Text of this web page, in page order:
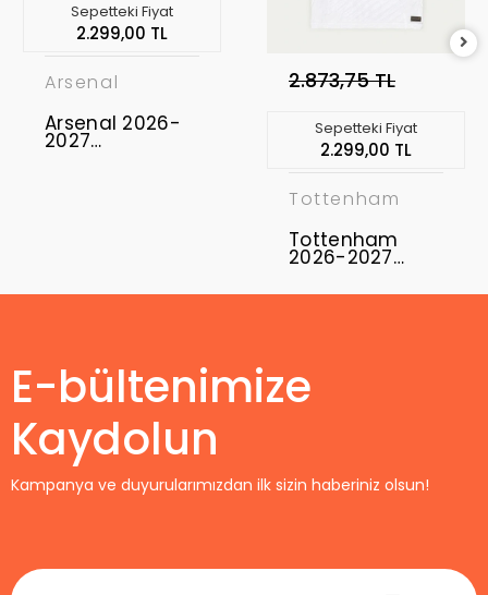
Sepetteki Fiyat
2.299,00 TL
Arsenal
Arsenal 2026-
2027
2.873,75 TL
Sepetteki Fiyat
2.299,00 TL
Tottenham
Tottenham
2026-2027
Maç Forması
E-bültenimize
Kaydolun
Kampanya ve duyurularımızdan ilk sizin haberiniz olsun!